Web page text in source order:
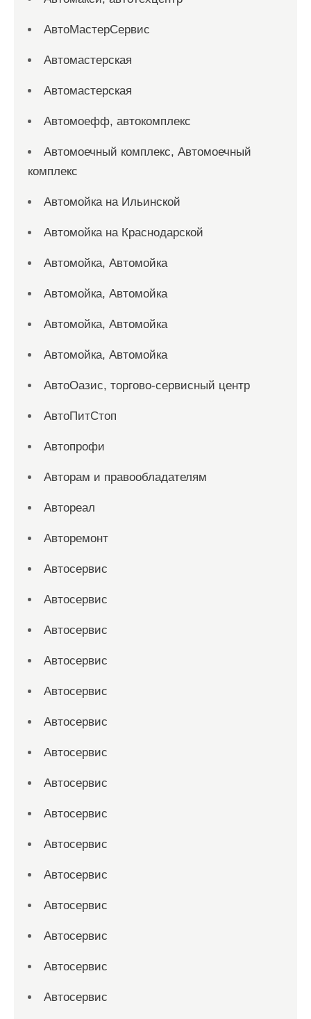
АвтоМастерСервис
Автомастерская
Автомастерская
Автомоефф, автокомплекс
Автомоечный комплекс, Автомоечный
комплекс
Автомойка на Ильинской
Автомойка на Краснодарской
Автомойка, Автомойка
Автомойка, Автомойка
Автомойка, Автомойка
Автомойка, Автомойка
АвтоОазис, торгово-сервисный центр
АвтоПитСтоп
Автопрофи
Авторам и правообладателям
Автореал
Авторемонт
Автосервис
Автосервис
Автосервис
Автосервис
Автосервис
Автосервис
Автосервис
Автосервис
Автосервис
Автосервис
Автосервис
Автосервис
Автосервис
Автосервис
Автосервис